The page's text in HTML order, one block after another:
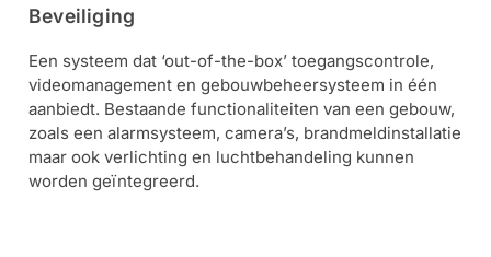
Beveiliging
Een systeem dat ‘out-of-the-box’ toegangscontrole,
videomanagement en gebouwbeheersysteem in één
aanbiedt. Bestaande functionaliteiten van een gebouw,
zoals een alarmsysteem, camera’s, brandmeldinstallatie
maar ook verlichting en luchtbehandeling kunnen
worden geïntegreerd.